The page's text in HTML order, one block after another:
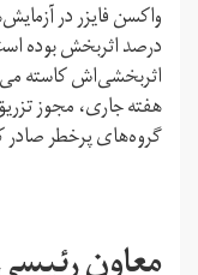
درصد اثربخش بوده
اثربخشی‌اش کاسته
هفته جاری، مجوز
گروه‌های پرخطر صادر